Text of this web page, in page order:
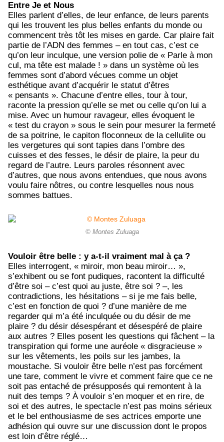
Entre Je et Nous
Elles parlent d’elles, de leur enfance, de leurs parents
qui les trouvent les plus belles enfants du monde ou
commencent très tôt les mises en garde. Car plaire fait
partie de l’ADN des femmes – en tout cas, c’est ce
qu’on leur inculque, une version polie de « Parle à mon
cul, ma tête est malade ! » dans un système où les
femmes sont d’abord vécues comme un objet
esthétique avant d’acquérir le statut d’êtres
« pensants ». Chacune d’entre elles, tour à tour,
raconte la pression qu’elle se met ou celle qu’on lui a
mise. Avec un humour ravageur, elles évoquent le
« test du crayon » sous le sein pour mesurer la fermeté
de sa poitrine, le capiton floconneux de la cellulite ou
les vergetures qui sont tapies dans l’ombre des
cuisses et des fesses, le désir de plaire, la peur du
regard de l’autre. Leurs paroles résonnent avec
d’autres, que nous avons entendues, que nous avons
voulu faire nôtres, ou contre lesquelles nous nous
sommes battues.
© Montes Zuluaga
Vouloir être belle : y a-t-il vraiment mal à ça ?
Elles interrogent, « miroir, mon beau miroir… »,
s’exhibent ou se font pudiques, racontent la difficulté
d’être soi – c’est quoi au juste, être soi ? –, les
contradictions, les hésitations – si je me fais belle,
c’est en fonction de quoi ? d’une manière de me
regarder qui m’a été inculquée ou du désir de me
plaire ? du désir désespérant et désespéré de plaire
aux autres ? Elles posent les questions qui fâchent – la
transpiration qui forme une auréole « disgracieuse »
sur les vêtements, les poils sur les jambes, la
moustache. Si vouloir être belle n’est pas forcément
une tare, comment le vivre et comment faire que ce ne
soit pas entaché de présupposés qui remontent à la
nuit des temps ? À vouloir s’en moquer et en rire, de
soi et des autres, le spectacle n’est pas moins sérieux
et le bel enthousiasme de ses actrices emporte une
adhésion qui ouvre sur une discussion dont le propos
est loin d’être réglé…